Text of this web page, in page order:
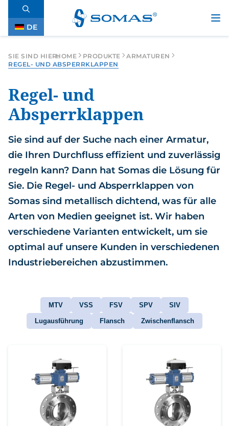
Zum Hauptinhalt wechseln
DE
SV
EN
FR
SIE SIND HIER:HOME PRODUKTE
ARMATUREN
REGEL- UND ABSPERRKLAPPEN
Regel- und
Absperrklappen
Sie sind auf der Suche nach einer Armatur,
die Ihren Durchfluss effizient und zuverlässig
regeln kann? Dann hat Somas die Lösung für
Sie. Die Regel- und Absperrklappen von
Somas sind metallisch dichtend, was für alle
Arten von Medien geeignet ist. Wir haben
verschiedene Varianten entwickelt, um sie
optimal auf unsere Kunden in verschiedenen
Industriebereichen abzustimmen.
MTV VSS FSV SPV SIV
Lugausführung Flansch Zwischenflansch